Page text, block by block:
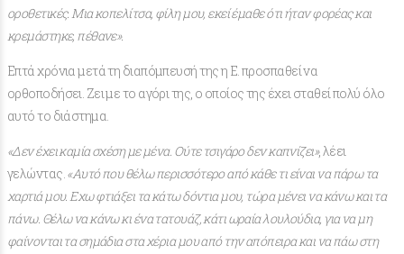
οροθετικές. Μια κοπελίτσα, φίλη μου, εκεί έμαθε ότι ήταν φορέας και
κρεμάστηκε, πέθανε».
Επτά χρόνια μετά τη διαπόμπευσή της η Ε. προσπαθεί να
ορθοποδήσει. Ζει με το αγόρι της, ο οποίος της έχει σταθεί πολύ όλο
αυτό το διάστημα.
«Δεν έχει καμία σχέση με μένα. Ούτε τσιγάρο δεν καπνίζει», λέει
γελώντας.«Αυτό που θέλω περισσότερο από κάθε τι είναι να πάρω τα
χαρτιά μου. Εχω φτιάξει τα κάτω δόντια μου, τώρα μένει να κάνω και τα
πάνω. Θέλω να κάνω κι ένα τατουάζ, κάτι ωραία λουλούδια, για να μη
φαίνονται τα σημάδια στα χέρια μου από την απόπειρα και να πάω στη